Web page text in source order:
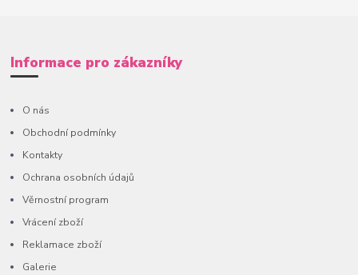
Informace pro zákazníky
O nás
Obchodní podmínky
Kontakty
Ochrana osobních údajů
Věrnostní program
Vrácení zboží
Reklamace zboží
Galerie